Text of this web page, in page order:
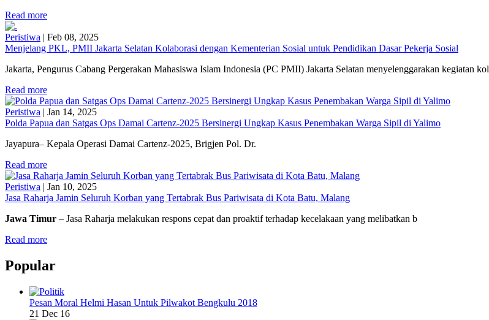
Read more
Peristiwa | Feb 08, 2025
Menjelang PKL, PMII Jakarta Selatan Kolaborasi dengan Kementerian Sosial untuk Pendidikan Dasar Pekerja Sosial
Jakarta, Pengurus Cabang Pergerakan Mahasiswa Islam Indonesia (PC PMII) Jakarta Selatan menyelenggarakan kegiatan kol
Read more
Peristiwa | Jan 14, 2025
Polda Papua dan Satgas Ops Damai Cartenz-2025 Bersinergi Ungkap Kasus Penembakan Warga Sipil di Yalimo
Jayapura– Kepala Operasi Damai Cartenz-2025, Brigjen Pol. Dr.
Read more
Peristiwa | Jan 10, 2025
Jasa Raharja Jamin Seluruh Korban yang Tertabrak Bus Pariwisata di Kota Batu, Malang
Jawa Timur – Jasa Raharja melakukan respons cepat dan proaktif terhadap kecelakaan yang melibatkan b
Read more
Popular
Pesan Moral Helmi Hasan Untuk Pilwakot Bengkulu 2018
21 Dec 16